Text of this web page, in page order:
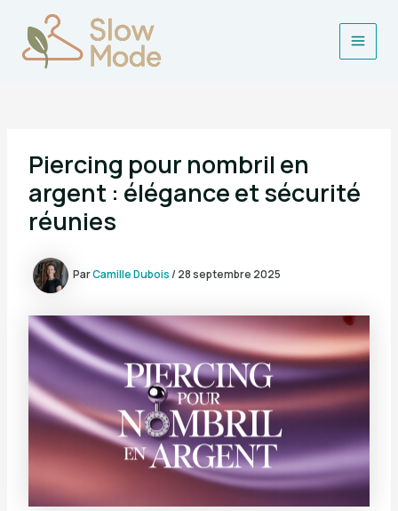
contenu
Main
Piercing pour nombril en
argent : élégance et sécurité
réunies
ParCamille Dubois/ 28 septembre 2025